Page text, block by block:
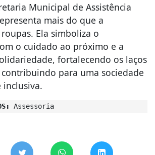
Municipal de Assistência
mais do que a
Ela simboliza o
o cuidado ao próximo e a
fortalecendo os laços
para uma sociedade
inclusiva.
Assessoria